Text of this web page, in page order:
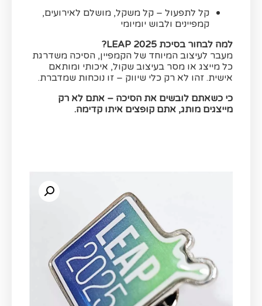
קל לתפעול – קל משקל, מושלם לאירועים,
קמפיינים ולבוש יומיומי
למה לבחור בסיכת LEAP 2025?
מעבר לעיצוב המיוחד של הקמפיין, הסיכה משדרגת
כל מייצג או מסר בעיצוב שקול, איכותי ומותאם
אישית. זהו לא רק כלי שיווק – זו נוכחות שמדברת.
כי כשאתם לובשים את הסיכה – אתם לא רק
מייצגים מותג, אתם קופצים איתו קדימה.